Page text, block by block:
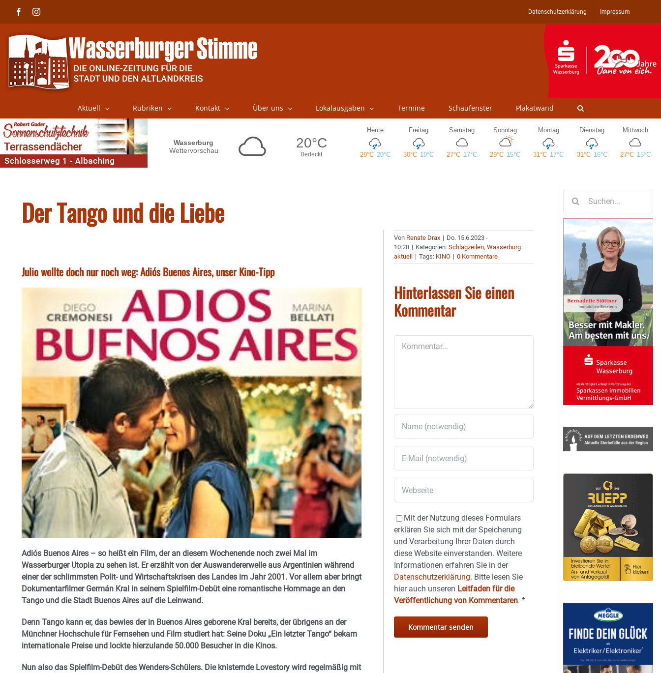
FacebookInstagram Datenschutzerklärung Impressum
Aktuell Rubriken Kontakt Über uns Lokalausgaben Termine Schaufenster Plakatwand
Der Tango und die Liebe
Julio wollte doch nur noch weg: Adiós Buenos Aires, unser Kino-Tipp
Adiós Buenos Aires – so heißt ein Film, der an diesem Wochenende noch zwei Mal im
Wasserburger Utopia zu sehen ist. Er erzählt von der Auswandererwelle aus Argentinien während
einer der schlimmsten Polit- und Wirtschaftskrisen des Landes im Jahr 2001. Vor allem aber bringt
Dokumentarfilmer Germán Kral in seinem Spielfilm-Debüt eine romantische Hommage an den
Tango und die Stadt Buenos Aires auf die Leinwand.
Denn Tango kann er, das bewies der in Buenos Aires geborene Kral bereits, der übrigens an der
Münchner Hochschule für Fernsehen und Film studiert hat: Seine Doku „Ein letzter Tango“ bekam
internationale Preise und lockte hierzulande 50.000 Besucher in die Kinos.
Nun also das Spielfilm-Debüt des Wenders-Schülers. Die knisternde Lovestory wird regelmäßig mit
Von Renate Drax | Do. 15.6.2023 -
10:28 | Kategorien:Schlagzeilen,Wasserburg
aktuell
| Tags: KINO | 0 Kommentare
Hinterlassen Sie einen
Kommentar
Mit der Nutzung dieses Formulars
erklären Sie sich mit der Speicherung
und Verarbeitung Ihrer Daten durch
diese Website einverstanden. Weitere
Informationen erfahren Sie in der
Datenschutzerklärung. Bitte lesen Sie
hier auch unseren Leitfaden für die
Veröffentlichung von Kommentaren.*
nach: